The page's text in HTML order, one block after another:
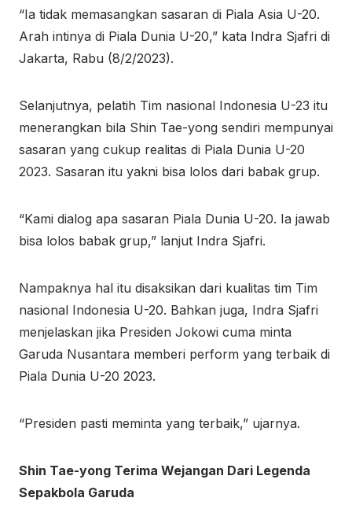
“Ia tidak memasangkan sasaran di Piala Asia U-20.
Arah intinya di Piala Dunia U-20,” kata Indra Sjafri di
Jakarta, Rabu (8/2/2023).
Selanjutnya, pelatih Tim nasional Indonesia U-23 itu
menerangkan bila Shin Tae-yong sendiri mempunyai
sasaran yang cukup realitas di Piala Dunia U-20
2023. Sasaran itu yakni bisa lolos dari babak grup.
“Kami dialog apa sasaran Piala Dunia U-20. Ia jawab
bisa lolos babak grup,” lanjut Indra Sjafri.
Nampaknya hal itu disaksikan dari kualitas tim Tim
nasional Indonesia U-20. Bahkan juga, Indra Sjafri
menjelaskan jika Presiden Jokowi cuma minta
Garuda Nusantara memberi perform yang terbaik di
Piala Dunia U-20 2023.
“Presiden pasti meminta yang terbaik,” ujarnya.
Shin Tae-yong Terima Wejangan Dari Legenda
Sepakbola Garuda